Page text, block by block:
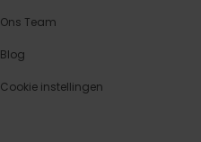
Ons Team
Blog
Cookie instellingen